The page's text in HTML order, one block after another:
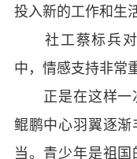
投入新的工作和生
社工蔡标兵对
中，情感支持非常
正是在这样一次
鲲鹏中心羽翼逐
当。青少年是祖